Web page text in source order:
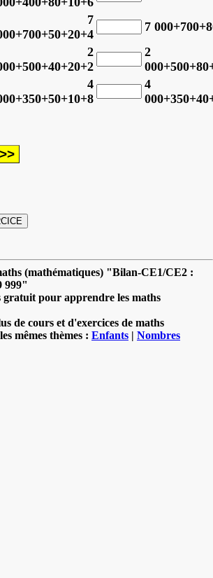
7
7
2
2
4
4
(mathématiques) "Bilan-CE1/CE2 :
999"
gratuit pour apprendre les maths
de cours et d'exercices de maths
mêmes thèmes : Enfants | Nombres